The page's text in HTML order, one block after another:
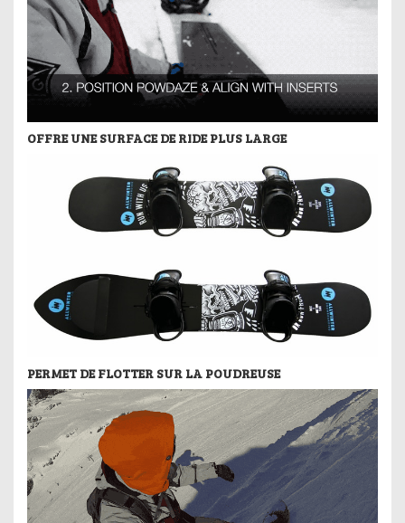
OFFRE UNE SURFACE DE RIDE PLUS LARGE
PERMET DE FLOTTER SUR LA POUDREUSE